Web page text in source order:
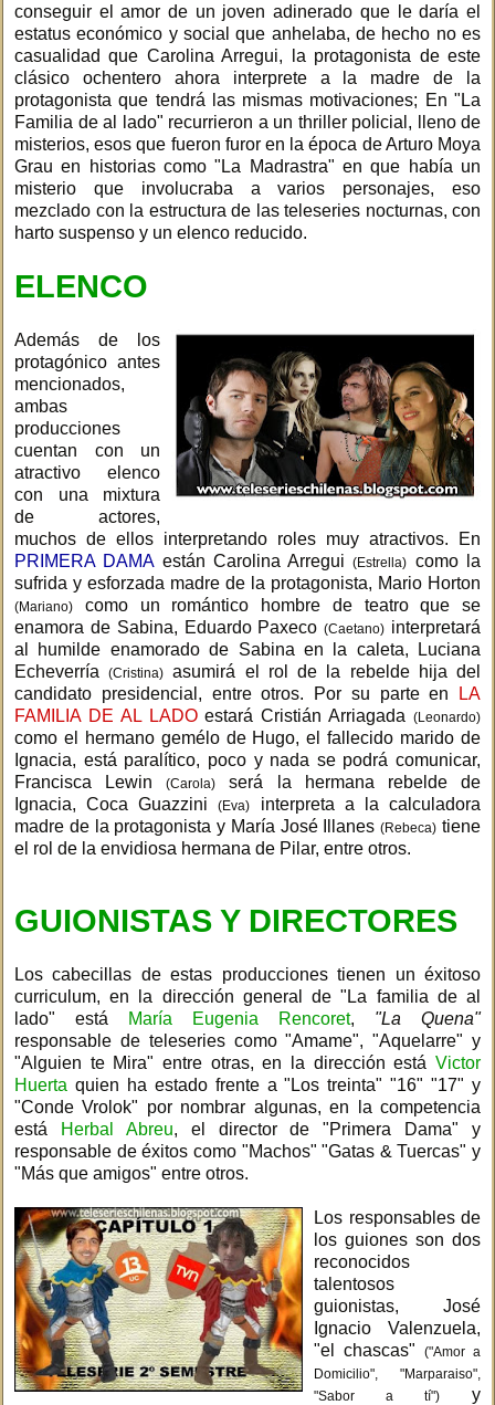
conseguir el amor de un joven adinerado que le daría el
estatus económico y social que anhelaba, de hecho no es
casualidad que Carolina Arregui, la protagonista de este
clásico ochentero ahora interprete a la madre de la
protagonista que tendrá las mismas motivaciones; En "La
Familia de al lado" recurrieron a un thriller policial, lleno de
misterios, esos que fueron furor en la época de Arturo Moya
Grau en historias como "La Madrastra" en que había un
misterio que involucraba a varios personajes, eso
mezclado con la estructura de las teleseries nocturnas, con
harto suspenso y un elenco reducido.
ELENCO
Además de los
protagónico antes
mencionados,
ambas
producciones
cuentan con un
atractivo elenco
con una mixtura
de actores,
muchos de ellos interpretando roles muy atractivos. En
PRIMERA DAMAestán Carolina Arregui(Estrella) como la
sufrida y esforzada madre de la protagonista, Mario Horton
(Mariano)
como un romántico hombre de teatro que se
enamora de Sabina, Eduardo Paxeco(Caetano) interpretará
al humilde enamorado de Sabina en la caleta, Luciana
Echeverría(Cristina) asumirá el rol de la rebelde hija del
candidato presidencial, entre otros. Por su parte en
LA
FAMILIA DE AL LADOestará Cristián Arriagada(Leonardo)
como el hermano gemélo de Hugo, el fallecido marido de
Ignacia, está paralítico, poco y nada se podrá comunicar,
Francisca Lewin(Carola)
será la hermana rebelde de
Ignacia, Coca Guazzini(Eva)
interpreta a la calculadora
madre de la protagonista y María José Illanes(Rebeca) tiene
el rol de la envidiosa hermana de Pilar, entre otros.
GUIONISTAS Y DIRECTORES
Los cabecillas de estas producciones tienen un éxitoso
curriculum, en la dirección general de "La familia de al
lado" está
María Eugenia Rencoret, "La Quena"
responsable de teleseries como "Amame", "Aquelarre" y
"Alguien te Mira" entre otras, en la dirección está Victor
Huerta quien ha estado frente a "Los treinta" "16" "17" y
"Conde Vrolok" por nombrar algunas, en la competencia
está
Herbal Abreu, el director de "Primera Dama" y
responsable de éxitos como "Machos" "Gatas & Tuercas" y
"Más que amigos" entre otros.
Los responsables de
los guiones son dos
reconocidos
talentosos
guionistas, José
Ignacio Valenzuela,
"el chascas"
("Amor a
Domicilio", "Marparaiso",
"Sabor a tí")
y